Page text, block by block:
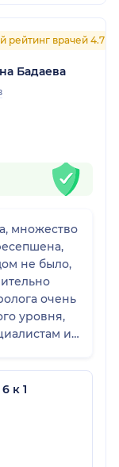
рейтинг врачей 4.7
Бадаева
множество
не было,
очень
уровня,
и
таких
к 1